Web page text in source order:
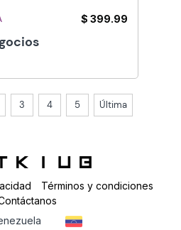
$ 399.99
3 4 5 Última
Términos y condiciones